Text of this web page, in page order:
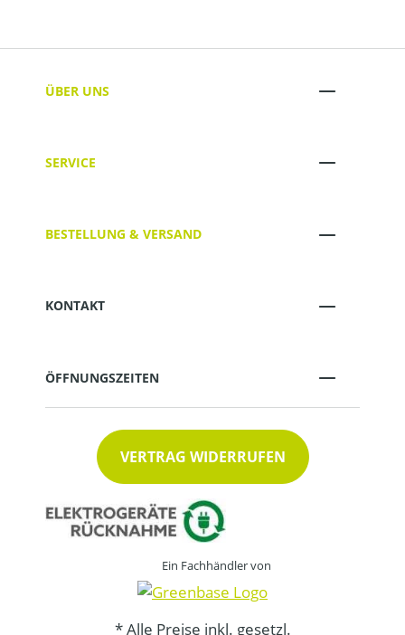
ÜBER UNS
SERVICE
BESTELLUNG & VERSAND
KONTAKT
ÖFFNUNGSZEITEN
VERTRAG WIDERRUFEN
Ein Fachhändler von
* Alle Preise inkl. gesetzl.